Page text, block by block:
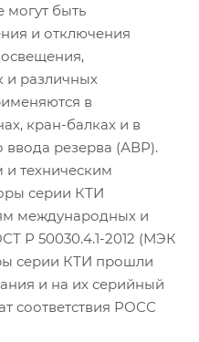
могут быть
и отключения
освещения,
и различных
в
кран-балках и в
ввода резерва (АВР).
техническим
серии КТИ
международных и
Р 50030.4.1-2012 (МЭК
серии КТИ прошли
и на их серийный
соответствия РОСС